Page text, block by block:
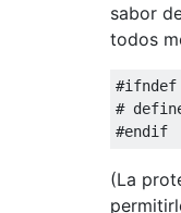
sabor
todos
#ifndef
#
#endif
(La